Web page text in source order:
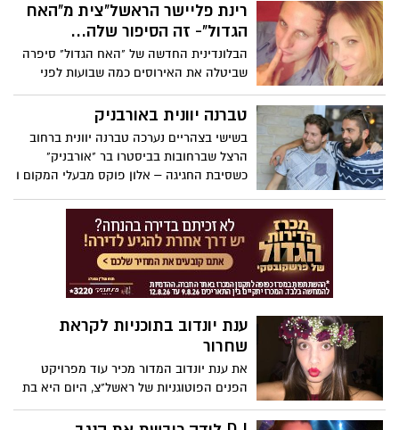
רינת פליישר הראשל"צית מ"האח
הגדול"- זה הסיפור שלה...
הבלונדינית החדשה של "האח הגדול" סיפרה
שביטלה את האירוסים כמה שבועות לפני
שנכנסה לבית? אז זהו, שרינת פליישר לא
ממש עשתה זאת מיוזמתה. כמה דרמה....
טברנה יוונית באורבניק
בשישי בצהריים נערכה טברנה יוונית ברחוב
הרצל שברחובות בביסטרו בר "אורבניק"
כשסיבת החגיגה – אלון פוקס מבעלי המקום ו
הולדת משותפת.
ענת יונדוב בתוכניות לקראת
שחרור
את ענת יונדוב המדור מכיר עוד מפרויקט
הפנים הפוטוגניות של ראשל"צ, היום היא בת
20, עוד שבועיים משתחררת משירות צבאי
וכבר נרשמה למכינה במכללת ספיר , המדור